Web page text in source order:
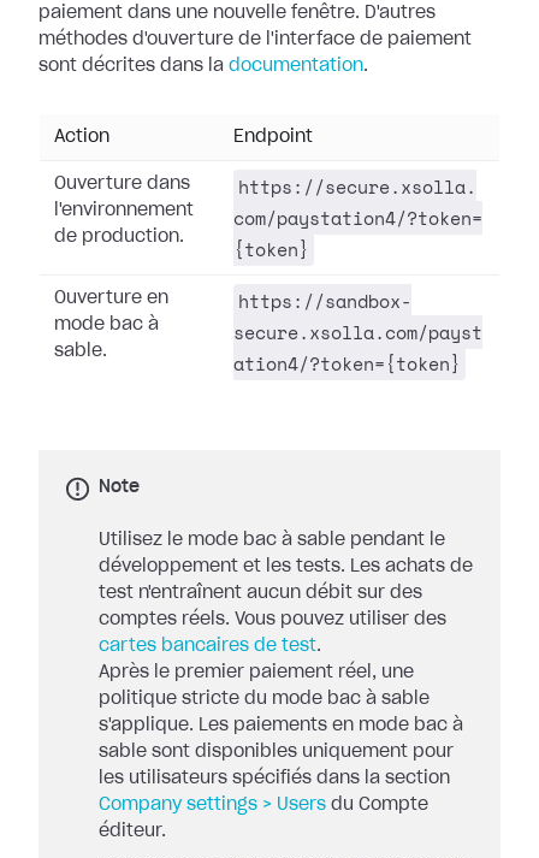
paiement dans une nouvelle fenêtre. D'autres
méthodes d'ouverture de l'interface de paiement
sont décrites dans la documentation.
Action Endpoint
Ouverture dans
l'environnement
de production.
https://secure.xsolla.
com/paystation4/?token=
{token}
Ouverture en
mode bac à
sable.
https://sandbox-
secure.xsolla.com/payst
ation4/?token={token}
Note
Utilisez le mode bac à sable pendant le
développement et les tests. Les achats de
test n'entraînent aucun débit sur des
comptes réels. Vous pouvez utiliser des
cartes bancaires de test.
Après le premier paiement réel, une
politique stricte du mode bac à sable
s'applique. Les paiements en mode bac à
sable sont disponibles uniquement pour
les utilisateurs spécifiés dans la section
Company settings > Users du Compte
éditeur.